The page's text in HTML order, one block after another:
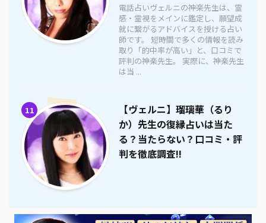
電話占いヴェルニの神楽先生は、霊
感・霊視をメインに鑑定し、願望成
就に繋がるアドバイスを授ける占い
師です。 短時間で多くの情報を読み
取り「的中率が高い」と、口コミで
評判の神楽先生。 実際に、神楽先生
は当 ...
11
【ヴェルニ】瑠璃華（るり
か）先生の復縁占いは当た
る？当たらない？口コミ・評
判を徹底調査!!